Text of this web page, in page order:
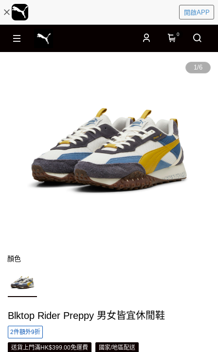
開啟APP
0
1/6
顏色
Blktop Rider Preppy 男女皆宜休閒鞋
2件額外9折
送貨上門滿HK$399.00免運費 國家/地區配送